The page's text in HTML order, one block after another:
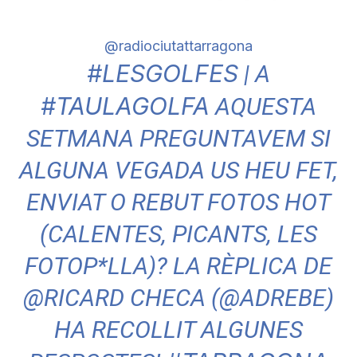
a
d
@radiociutattarragona
#LESGOLFES | A
#TAULAGOLFA AQUESTA
SETMANA PREGUNTAVEM SI
ALGUNA VEGADA US HEU FET,
ENVIAT O REBUT FOTOS HOT
(CALENTES, PICANTS, LES
FOTOP*LLA)? LA RÈPLICA DE
@RICARD CHECA (@ADREBE)
HA RECOLLIT ALGUNES